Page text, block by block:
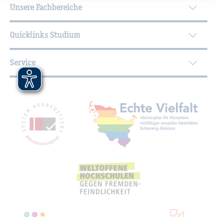
Unsere Fachbereiche
Quicklinks Studium
Service
Mit­glied­schaf­ten,